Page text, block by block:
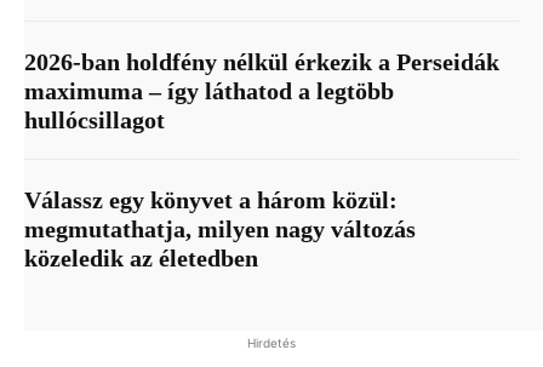
2026-ban holdfény nélkül érkezik a Perseidák
maximuma – így láthatod a legtöbb
hullócsillagot
Válassz egy könyvet a három közül:
megmutathatja, milyen nagy változás
közeledik az életedben
Hirdetés